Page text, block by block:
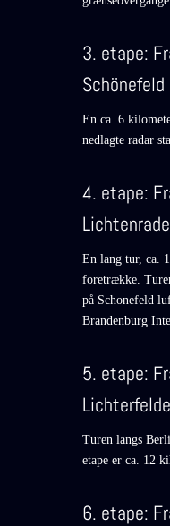
3. etape:
Schönefeld
En ca. 6
nedlagte radar
4. etape:
Lichtenrade
En lang tur, ca.
foretrække.
på Schonefeld
Brandenburg
5. etape:
Turen langs
etape er ca. 12
6. etape: